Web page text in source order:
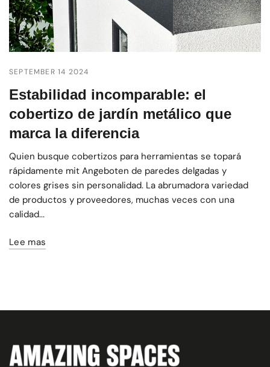
SEPTEMBER 14 2024
Estabilidad incomparable: el
cobertizo de jardín metálico que
marca la diferencia
Quien busque cobertizos para herramientas se topará
rápidamente mit Angeboten de paredes delgadas y
colores grises sin personalidad. La abrumadora variedad
de productos y proveedores, muchas veces con una
calidad...
Lee mas